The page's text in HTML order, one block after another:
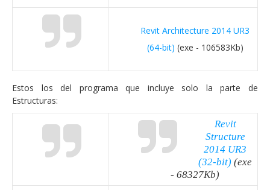
Revit Architecture 2014 UR3
(64-bit) (exe - 106583Kb)
Estos los del programa que incluye solo la parte de
Estructuras:
Revit
Structure
2014 UR3
(32-bit) (exe
- 68327Kb)